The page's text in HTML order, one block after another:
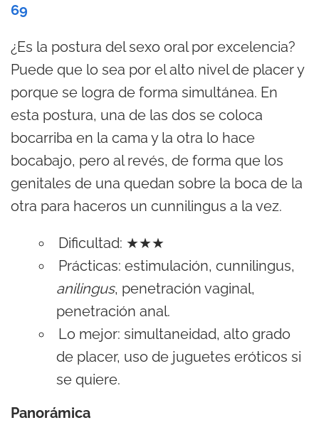
69
¿Es la postura del sexo oral por excelencia?
Puede que lo sea por el alto nivel de placer y
porque se logra de forma simultánea. En
esta postura, una de las dos se coloca
bocarriba en la cama y la otra lo hace
bocabajo, pero al revés, de forma que los
genitales de una quedan sobre la boca de la
otra para haceros un cunnilingus a la vez.
Dificultad: ★★★
Prácticas: estimulación, cunnilingus,
anilingus, penetración vaginal,
penetración anal.
Lo mejor: simultaneidad, alto grado
de placer, uso de juguetes eróticos si
se quiere.
Panorámica